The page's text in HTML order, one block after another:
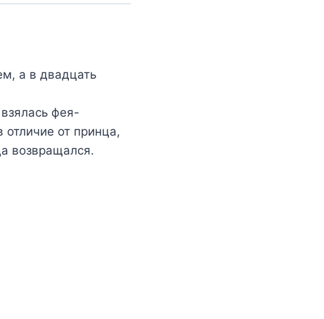
а в двадцать
фея-
от принца,
возвращался.